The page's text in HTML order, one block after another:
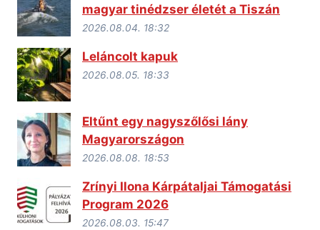
magyar tinédzser életét a Tiszán
2026.08.04. 18:32
Leláncolt kapuk
2026.08.05. 18:33
Eltűnt egy nagyszőlősi lány
Magyarországon
2026.08.08. 18:53
Zrínyi Ilona Kárpátaljai Támogatási
Program 2026
2026.08.03. 15:47